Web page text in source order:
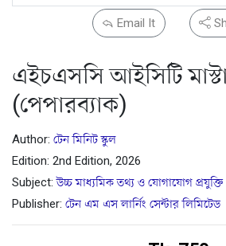
Email It
এইচএসসি আইসিটি
(পেপারব্যাক)
Author: টেন মিনিট স্কুল
Edition: 2nd Edition, 2026
Subject:উচ্চ মাধ্যমিক তথ্য ও যোগাযোগ প্রযুক্তি
Publisher: টেন এম এস লার্নিং সেন্টার লিমিটেড